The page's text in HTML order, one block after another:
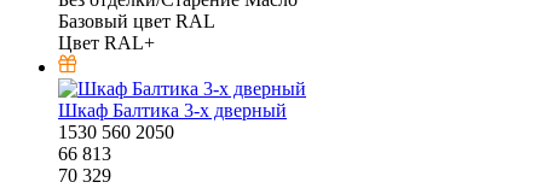
Базовый цвет RAL
Цвет RAL+
Шкаф Балтика 3-х дверный
1530 560 2050
66 813
70 329